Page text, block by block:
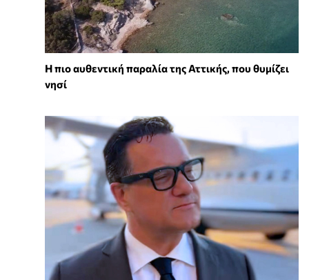
Η πιο αυθεντική παραλία της Αττικής, που θυμίζει
νησί